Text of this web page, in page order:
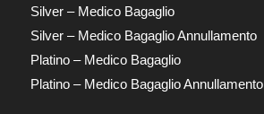
Silver – Medico Bagaglio
Silver – Medico Bagaglio Annullamento
Platino – Medico Bagaglio
Platino – Medico Bagaglio Annullamento